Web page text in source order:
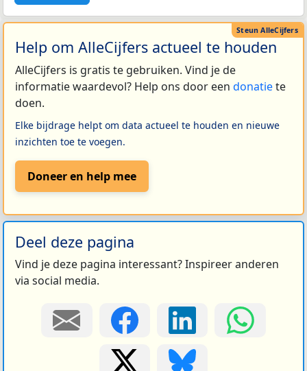
Help om AlleCijfers actueel te houden
AlleCijfers is gratis te gebruiken. Vind je de
informatie waardevol? Help ons door een donatiete
doen.
Elke bijdrage helpt om data actueel te houden en nieuwe
inzichten toe te voegen.
Doneer en help mee
Deel deze pagina
Vind je deze pagina interessant? Inspireer anderen
via social media.